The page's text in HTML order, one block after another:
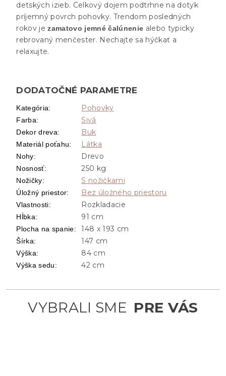
detských izieb. Celkový dojem podtrhne na dotyk
príjemný povrch pohovky. Trendom posledných
rokov jezamatovo jemné čalúnenie alebo typicky
rebrovaný menčester. Nechajte sa hýčkať a
relaxujte.
DODATOČNÉ PARAMETRE
Kategória: Pohovky
Farba: Sivá
Dekor dreva: Buk
Materiál poťahu: Látka
Nohy: Drevo
Nosnosť: 250 kg
Nožičky: S nožičkami
Úložný priestor: Bez úložného priestoru
Vlastnosti: Rozkladacie
Hĺbka: 91 cm
Plocha na spanie: 148 x 193 cm
Šírka: 147 cm
Výška: 84 cm
Výška sedu: 42 cm